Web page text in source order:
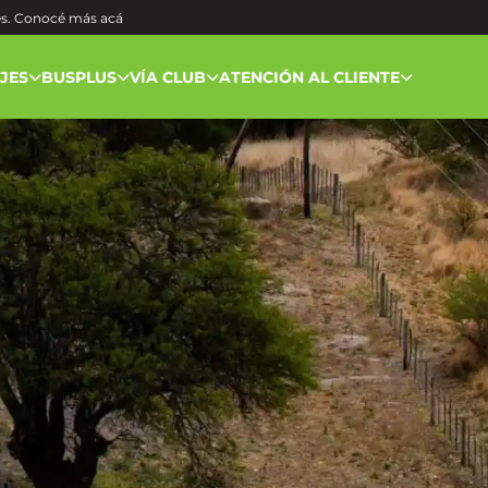
Conocé másacá
BUSPLUS VÍA CLUB ATENCIÓN AL CLIENTE